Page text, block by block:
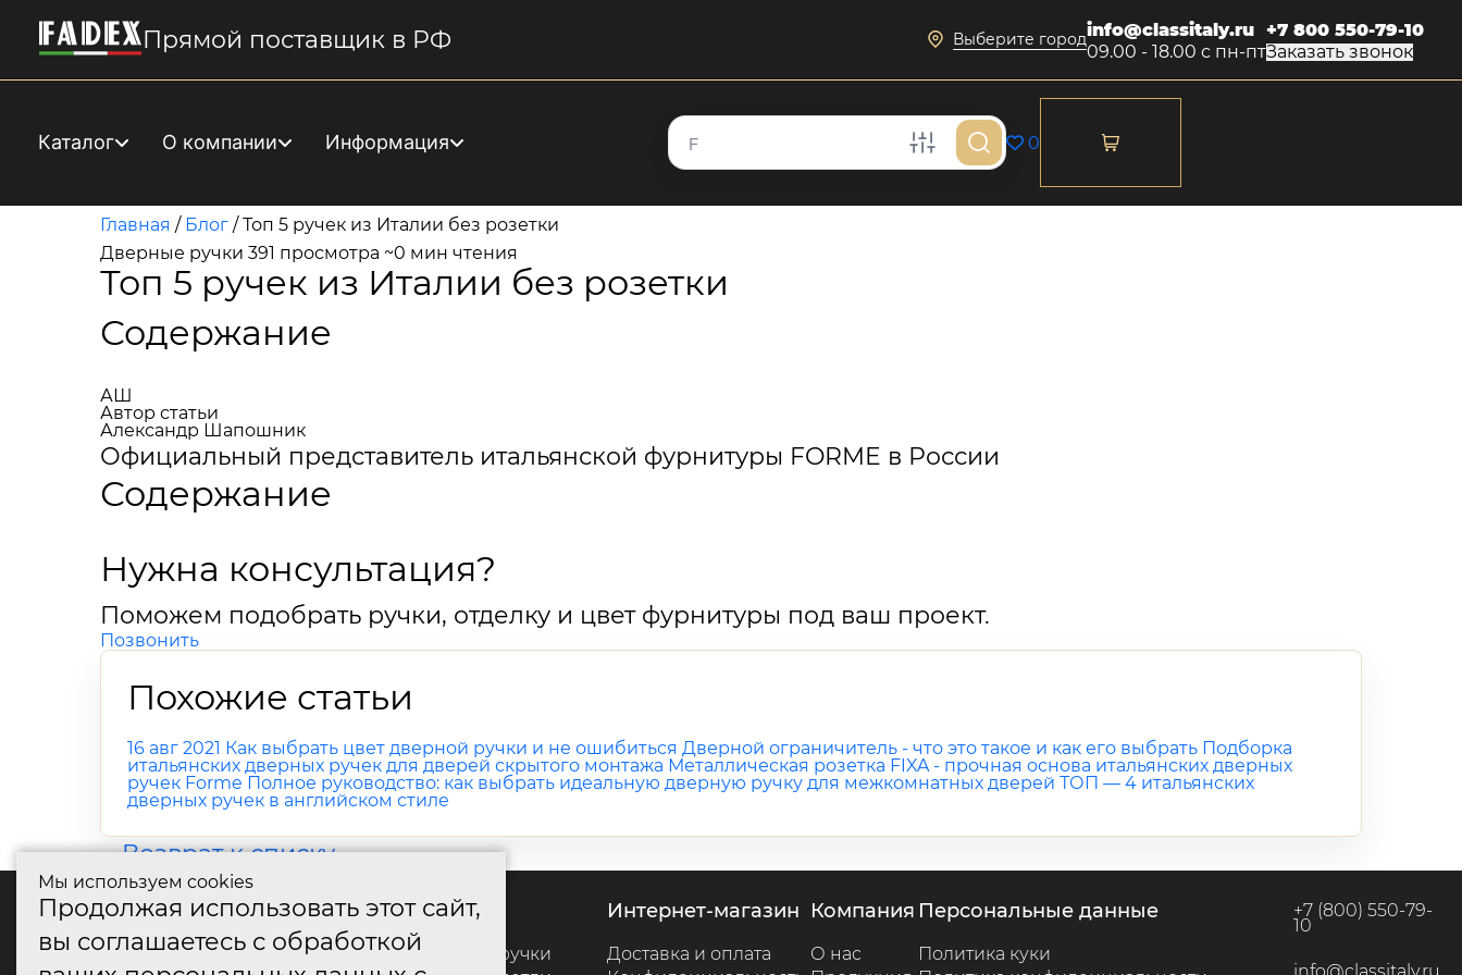
Прямой поставщик в РФ Выберите городinfo@classitaly.ru
09.00 - 18.00 с пн-пт
+7 800 550-79-10
Заказать звонок
Каталог О компании Информация 0
Главная / Блог /Топ 5 ручек из Италии без розетки
Дверные ручки 391 просмотра ~0 мин чтения
Топ 5 ручек из Италии без розетки
Содержание
АШ
Автор статьи
Александр Шапошник
Официальный представитель итальянской фурнитуры FORME в России
Содержание
Нужна консультация?
Поможем подобрать ручки, отделку и цвет фурнитуры под ваш проект.
Позвонить
Похожие статьи
16 авг 2021 Как выбрать цвет дверной ручки и не ошибиться Дверной ограничитель - что это такое и как его выбрать Подборка
итальянских дверных ручек для дверей скрытого монтажа Металлическая розетка FIXA - прочная основа итальянских дверных
ручек Forme Полное руководство: как выбрать идеальную дверную ручку для межкомнатных дверей ТОП — 4 итальянских
дверных ручек в английском стиле
Возврат к списку
каталог
Дверные ручки
интернет-магазин
Доставка и оплата
компания
О нас
персональные данные
Политика куки
+7 (800) 550-79-
10
Мы используем cookies
Продолжая использовать этот сайт,
вы соглашаетесь с обработкой